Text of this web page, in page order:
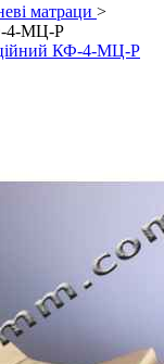
матраци >
4-МЦ-Р